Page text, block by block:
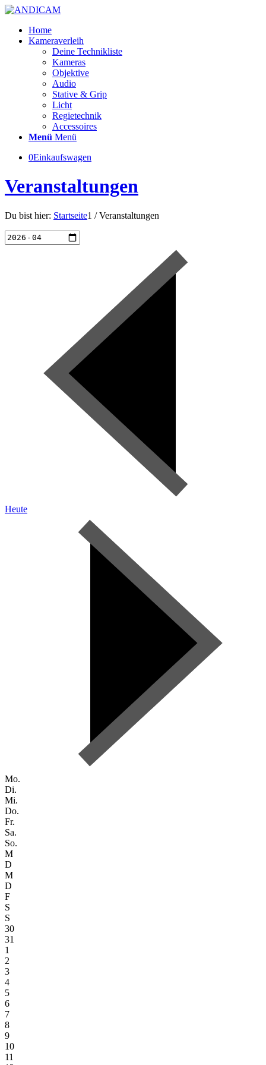
Home
Kameraverleih
Deine Technikliste
Kameras
Objektive
Audio
Stative & Grip
Licht
Regietechnik
Accessoires
Menü Menü
0Einkaufswagen
Veranstaltungen
Du bist hier: Startseite1 / Veranstaltungen
Heute
Mo.
Di.
Mi.
Do.
Fr.
Sa.
So.
M
D
M
D
F
S
S
30
31
1
2
3
4
5
6
7
8
9
10
11